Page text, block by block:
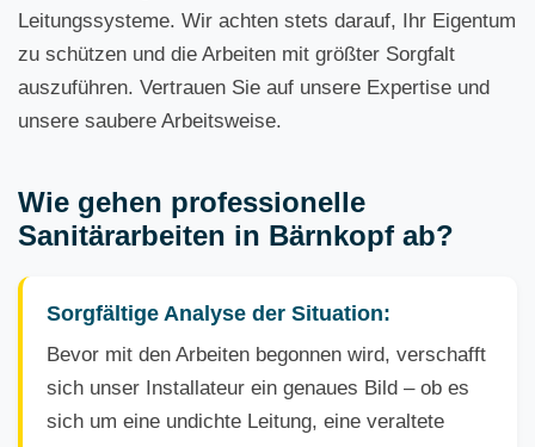
Leitungssysteme. Wir achten stets darauf, Ihr Eigentum
zu schützen und die Arbeiten mit größter Sorgfalt
auszuführen. Vertrauen Sie auf unsere Expertise und
unsere saubere Arbeitsweise.
Wie gehen professionelle
Sanitärarbeiten in Bärnkopf ab?
Sorgfältige Analyse der Situation:
Bevor mit den Arbeiten begonnen wird, verschafft
sich unser Installateur ein genaues Bild – ob es
sich um eine undichte Leitung, eine veraltete